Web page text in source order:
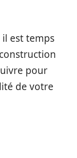
est temps
pour
de votre